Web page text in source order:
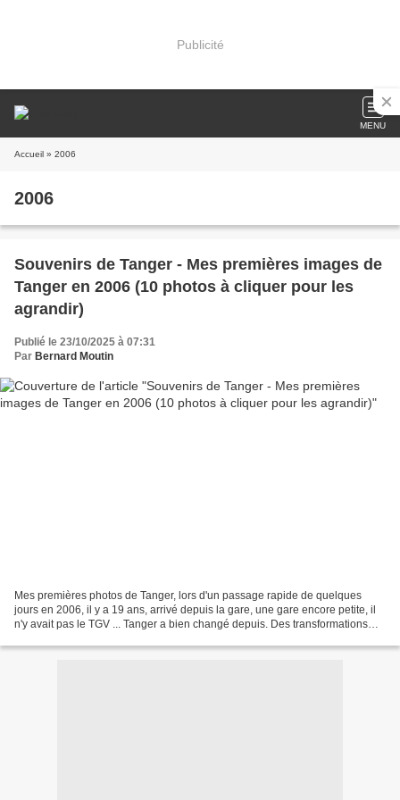
Publicité
MENU
Accueil » 2006
2006
Souvenirs de Tanger - Mes premières images de
Tanger en 2006 (10 photos à cliquer pour les
agrandir)
Publié le 23/10/2025 à 07:31
Par Bernard Moutin
Mes premières photos de Tanger, lors d'un passage rapide de quelques
jours en 2006, il y a 19 ans, arrivé depuis la gare, une gare encore petite, il
n'y avait pas le TGV ... Tanger a bien changé depuis. Des transformations